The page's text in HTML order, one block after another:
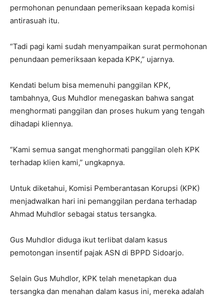
permohonan penundaan pemeriksaan kepada komisi
antirasuah itu.
“Tadi pagi kami sudah menyampaikan surat permohonan
penundaan pemeriksaan kepada KPK,” ujarnya.
Kendati belum bisa memenuhi panggilan KPK,
tambahnya, Gus Muhdlor menegaskan bahwa sangat
menghormati panggilan dan proses hukum yang tengah
dihadapi kliennya.
“Kami semua sangat menghormati panggilan oleh KPK
terhadap klien kami,” ungkapnya.
Untuk diketahui, Komisi Pemberantasan Korupsi (KPK)
menjadwalkan hari ini pemanggilan perdana terhadap
Ahmad Muhdlor sebagai status tersangka.
Gus Muhdlor diduga ikut terlibat dalam kasus
pemotongan insentif pajak ASN di BPPD Sidoarjo.
Selain Gus Muhdlor, KPK telah menetapkan dua
tersangka dan menahan dalam kasus ini, mereka adalah